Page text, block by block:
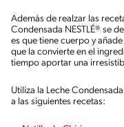
Además de realzar las
Condensada NESTLÉ® se
es que tiene cuerpo y
que la convierte en el
tiempo aportar una
Utiliza la Leche
a las siguientes recetas: